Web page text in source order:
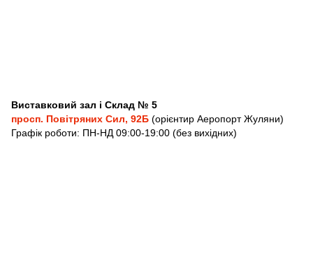
Виставковий зал і Склад № 5
просп. Повітряних Сил, 92Б (орієнтир Аеропорт Жуляни)
Графік роботи: ПН-НД 09:00-19:00 (без вихідних)